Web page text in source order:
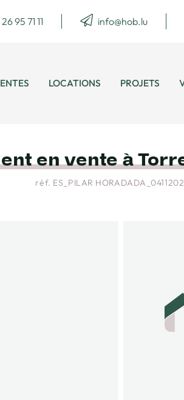
95 71 11 info@hob.lu
LOCATIONS PROJETS
en vente à
réf. ES_PILAR